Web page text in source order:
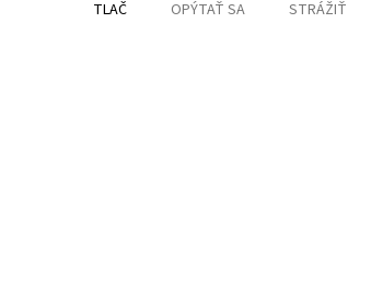
TLAČ OPÝTAŤ SA STRÁŽIŤ